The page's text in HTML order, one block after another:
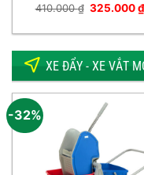
410.000₫ Giá
410.000
325.000₫
₫.
XE ĐẨY - XE VẮT
-32%